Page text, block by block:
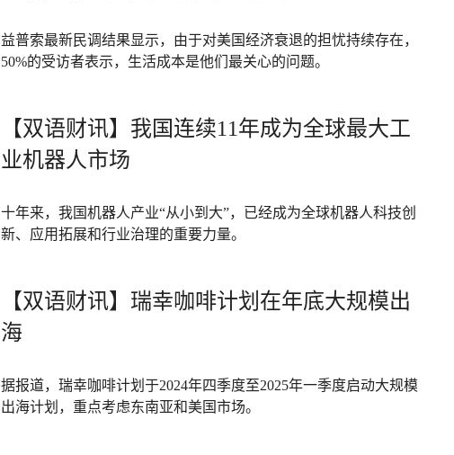
益普索最新民调结果显示，由于对美国经济衰退的担忧持续存在，
50%的受访者表示，生活成本是他们最关心的问题。
【双语财讯】我国连续11年成为全球最大工
业机器人市场
十年来，我国机器人产业“从小到大”，已经成为全球机器人科技创
新、应用拓展和行业治理的重要力量。
【双语财讯】瑞幸咖啡计划在年底大规模出
海
据报道，瑞幸咖啡计划于2024年四季度至2025年一季度启动大规模
出海计划，重点考虑东南亚和美国市场。